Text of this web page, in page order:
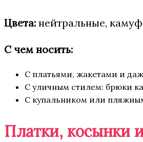
Цвета: нейтральные,
С чем носить:
С платьями, жакетами и
С уличным стилем: брюки
С купальником или
Платки, косынки